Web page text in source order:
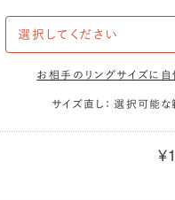
お相手のリングサイズに
サイズ直し： 選択可能